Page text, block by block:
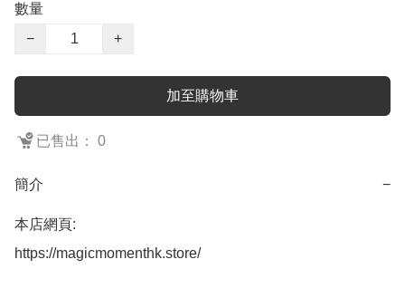
數量
−
+
加至購物車
已售出： 0
簡介 −
本店網頁:
https://magicmomenthk.store/